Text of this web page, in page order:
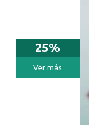
25%
Ver más